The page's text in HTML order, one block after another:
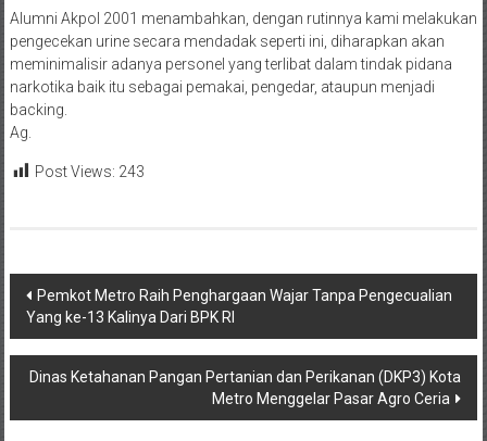
Alumni Akpol 2001 menambahkan, dengan rutinnya kami melakukan
pengecekan urine secara mendadak seperti ini, diharapkan akan
meminimalisir adanya personel yang terlibat dalam tindak pidana
narkotika baik itu sebagai pemakai, pengedar, ataupun menjadi
backing.
Ag.
Post Views: 243
Navigasi
pos
Pemkot Metro Raih Penghargaan Wajar Tanpa Pengecualian
Yang ke-13 Kalinya Dari BPK RI
Dinas Ketahanan Pangan Pertanian dan Perikanan (DKP3) Kota
Metro Menggelar Pasar Agro Ceria